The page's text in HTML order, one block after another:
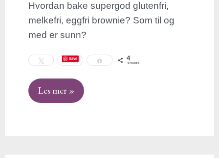
Hvordan bake supergod glutenfri,
melkefri, eggfri brownie? Som til og
med er sunn?
Save Share 4
SHARES
Les mer »